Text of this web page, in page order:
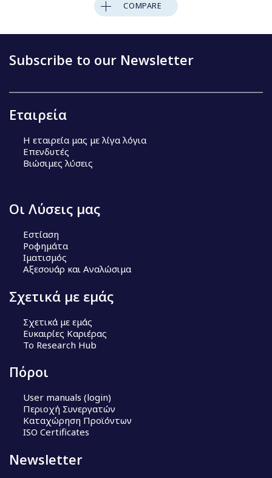
COMPARE
Subscribe to our Newsletter
Εταιρεία
Η εταιρεία μας με λίγα λόγια
Επενδυτές
Βιώσιμες λύσεις
Οι Λύσεις μας
Εστίαση
Ροφημάτα
Ιματισμός
Αξεσουάρ και Αναλώσιμα
Σχετικά με εμάς
Σχετικά με εμάς
Ευκαιρίες Καριέρας
Το Research Hub
Πόροι
User manuals (login)
Περιοχή Συνεργατών
Καταχώρηση Προϊόντων
ISO Certificates
Newsletter